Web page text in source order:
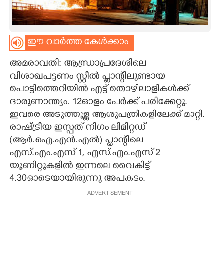
LITERATURE
ZOOM
CONTACT US
ഈ വാർത്ത കേൾക്കാം
അമരാവതി: ആന്ധ്രാപ്രദേശിലെ
വിശാഖപട്ടണം സ്റ്റീൽ പ്ലാന്റിലുണ്ടായ
പൊട്ടിത്തെറിയിൽ എട്ട് തൊഴിലാളികൾക്ക്
ദാരുണാന്ത്യം. 12ഓളം പേർക്ക് പരിക്കേറ്റു.
ഇവരെ അടുത്തുള്ള ആശുപത്രികളിലേക്ക് മാറ്റി.
രാഷ്ട്രീയ ഇസ്പത് നിഗം ലിമിറ്റഡ്
(ആർ.ഐ.എൻ.എൽ) പ്ലാന്റിലെ
എസ്.എം.എസ് 1, എസ്.എം.എസ് 2
യൂണിറ്റുകളിൽ ഇന്നലെ വൈകിട്ട്
4.30ഓടെയായിരുന്നു അപകടം.
ADVERTISEMENT